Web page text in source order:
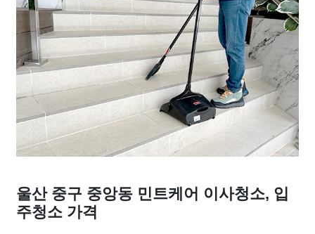
울산 중구 중앙동 민트케어 이사청소, 입
주청소 가격